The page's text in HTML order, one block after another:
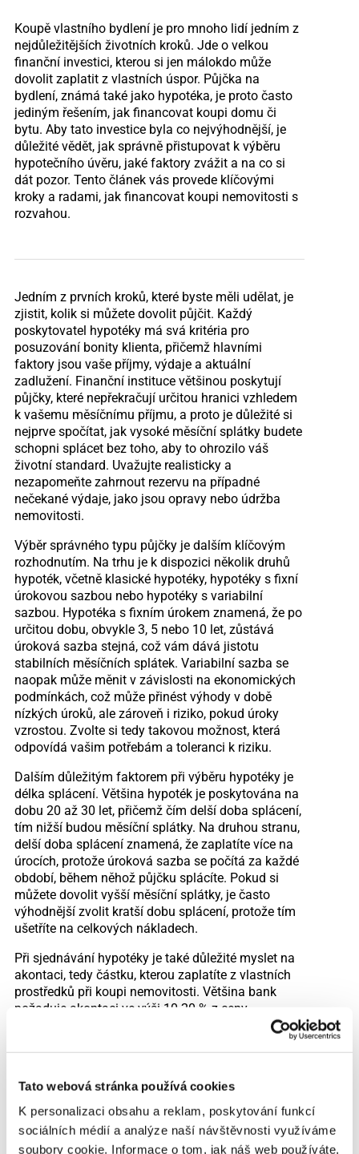
Tato webová stránka používá cookies
K personalizaci obsahu a reklam, poskytování funkcí
sociálních médií a analýze naší návštěvnosti využíváme
soubory cookie. Informace o tom, jak náš web používáte,
Koupě vlastního bydlení je pro mnoho lidí jedním z
nejdůležitějších životních kroků. Jde o velkou
finanční investici, kterou si jen málokdo může
dovolit zaplatit z vlastních úspor. Půjčka na
bydlení, známá také jako hypotéka, je proto často
jediným řešením, jak financovat koupi domu či
bytu. Aby tato investice byla co nejvýhodnější, je
důležité vědět, jak správně přistupovat k výběru
hypotečního úvěru, jaké faktory zvážit a na co si
dát pozor. Tento článek vás provede klíčovými
kroky a radami, jak financovat koupi nemovitosti s
rozvahou.
Jedním z prvních kroků, které byste měli udělat, je
zjistit, kolik si můžete dovolit půjčit. Každý
poskytovatel hypotéky má svá kritéria pro
posuzování bonity klienta, přičemž hlavními
faktory jsou vaše příjmy, výdaje a aktuální
zadlužení. Finanční instituce většinou poskytují
půjčky, které nepřekračují určitou hranici vzhledem
k vašemu měsíčnímu příjmu, a proto je důležité si
nejprve spočítat, jak vysoké měsíční splátky budete
schopni splácet bez toho, aby to ohrozilo váš
životní standard. Uvažujte realisticky a
nezapomeňte zahrnout rezervu na případné
nečekané výdaje, jako jsou opravy nebo údržba
nemovitosti.
Výběr správného typu půjčky je dalším klíčovým
rozhodnutím. Na trhu je k dispozici několik druhů
hypoték, včetně klasické hypotéky, hypotéky s fixní
úrokovou sazbou nebo hypotéky s variabilní
sazbou. Hypotéka s fixním úrokem znamená, že po
určitou dobu, obvykle 3, 5 nebo 10 let, zůstává
úroková sazba stejná, což vám dává jistotu
stabilních měsíčních splátek. Variabilní sazba se
naopak může měnit v závislosti na ekonomických
podmínkách, což může přinést výhody v době
nízkých úroků, ale zároveň i riziko, pokud úroky
vzrostou. Zvolte si tedy takovou možnost, která
odpovídá vašim potřebám a toleranci k riziku.
Dalším důležitým faktorem při výběru hypotéky je
délka splácení. Většina hypoték je poskytována na
dobu 20 až 30 let, přičemž čím delší doba splácení,
tím nižší budou měsíční splátky. Na druhou stranu,
delší doba splácení znamená, že zaplatíte více na
úrocích, protože úroková sazba se počítá za každé
období, během něhož půjčku splácíte. Pokud si
můžete dovolit vyšší měsíční splátky, je často
výhodnější zvolit kratší dobu splácení, protože tím
ušetříte na celkových nákladech.
Při sjednávání hypotéky je také důležité myslet na
akontaci, tedy částku, kterou zaplatíte z vlastních
prostředků při koupi nemovitosti. Většina bank
požaduje akontaci ve výši 10-20 % z ceny
nemovitosti. Vyšší akontace vám může pomoci
získat lepší úrokové podmínky, protože pro banku
prostředků předtím, než si vezmete hypotéku, aby
byla půjčka pro vás finančně co nejpřijatelnější.
Než podepíšete smlouvu o hypotečním úvěru, je